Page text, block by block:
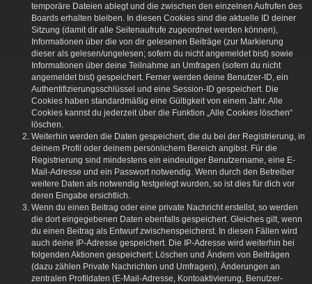
temporäre Dateien ablegt und die zwischen den einzelnen Aufrufen des
Boards erhalten bleiben. In diesen Cookies sind die aktuelle ID deiner
Sitzung (damit dir alle Seitenaufrufe zugeordnet werden können),
Informationen über die von dir gelesenen Beiträge (zur Markierung
dieser als gelesen/ungelesen; sofern du nicht angemeldet bist) sowie
Informationen über deine Teilnahme an Umfragen (sofern du nicht
angemeldet bist) gespeichert. Ferner werden deine Benutzer-ID, ein
Authentifizierungsschlüssel und eine Session-ID gespeichert. Die
Cookies haben standardmäßig eine Gültigkeit von einem Jahr. Alle
Cookies kannst du jederzeit über die Funktion „Alle Cookies löschen“
löschen.
Weiterhin werden die Daten gespeichert, die du bei der Registrierung, in
deinem Profil oder deinem persönlichem Bereich angibst. Für die
Registrierung sind mindestens ein eindeutiger Benutzername, eine E-
Mail-Adresse und ein Passwort notwendig. Wenn durch den Betreiber
weitere Daten als notwendig festgelegt wurden, so ist dies für dich vor
deren Eingabe ersichtlich.
Wenn du einen Beitrag oder eine private Nachricht erstellst, so werden
die dort eingegebenen Daten ebenfalls gespeichert. Gleiches gilt, wenn
du einen Beitrag als Entwurf zwischenspeicherst. In diesen Fällen wird
auch deine IP-Adresse gespeichert. Die IP-Adresse wird weiterhin bei
folgenden Aktionen gespeichert: Löschen und Ändern von Beiträgen
(dazu zählen Private Nachrichten und Umfragen), Änderungen an
zentralen Profildaten (E-Mail-Adresse, Kontoaktivierung, Benutzer-